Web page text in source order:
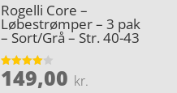
Rogelli Core –
Løbestrømper – 3 pak
– Sort/Grå – Str. 40-43
Vurderet
4
149,00 kr.